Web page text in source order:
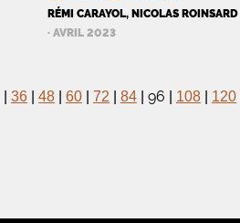
RÉMI CARAYOL, NICOLAS ROINSARD
· AVRIL 2023
36 48 60 72 84 96 108 120